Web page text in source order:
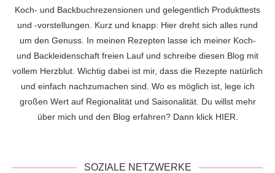
Koch- und Backbuchrezensionen und gelegentlich Produkttests
und -vorstellungen. Kurz und knapp: Hier dreht sich alles rund
um den Genuss. In meinen Rezepten lasse ich meiner Koch-
und Backleidenschaft freien Lauf und schreibe diesen Blog mit
vollem Herzblut. Wichtig dabei ist mir, dass die Rezepte natürlich
und einfach nachzumachen sind. Wo es möglich ist, lege ich
großen Wert auf Regionalität und Saisonalität. Du willst mehr
über mich und den Blog erfahren? Dann klick HIER
SOZIALE NETZWERKE